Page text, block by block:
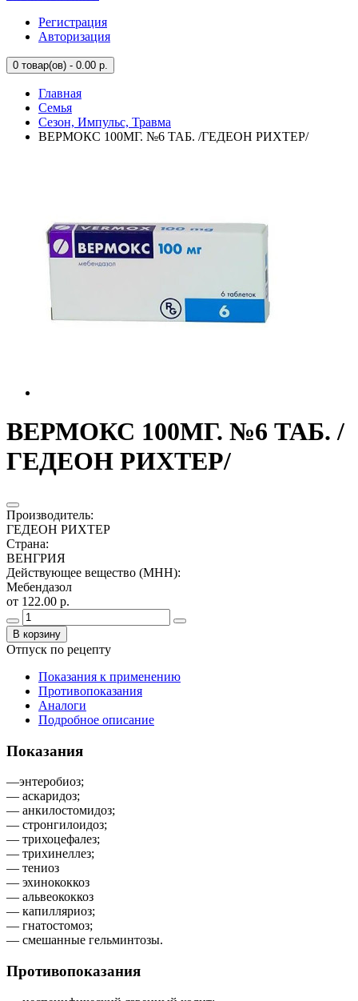
Регистрация
Авторизация
0 товар(ов) - 0.00 р.
Главная
Семья
Сезон, Импульс, Травма
ВЕРМОКС 100МГ. №6 ТАБ. /ГЕДЕОН РИХТЕР/
ВЕРМОКС 100МГ. №6 ТАБ. /
ГЕДЕОН РИХТЕР/
Производитель:
ГЕДЕОН РИХТЕР
Страна:
ВЕНГРИЯ
Действующее вещество (МНН):
Мебендазол
от 122.00 р.
В корзину
Отпуск по рецепту
Показания к применению
Противопоказания
Аналоги
Подробное описание
Показания
—энтеробиоз;
— аскаридоз;
— анкилостомидоз;
— стронгилоидоз;
— трихоцефалез;
— трихинеллез;
— тениоз
— эхинококкоз
— альвеококкоз
— капилляриоз;
— гнатостомоз;
— смешанные гельминтозы.
Противопоказания